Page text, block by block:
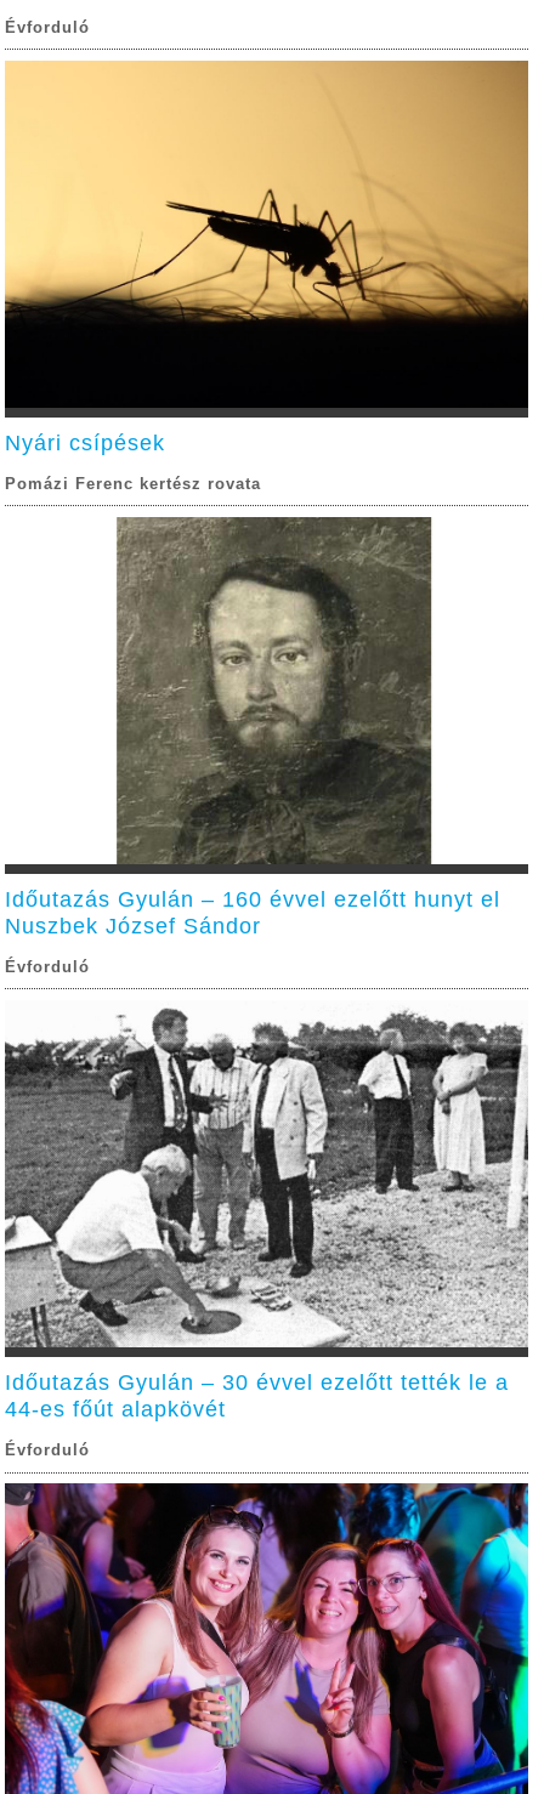
Évforduló
Nyári csípések
Pomázi Ferenc kertész rovata
Időutazás Gyulán – 160 évvel ezelőtt hunyt el
Nuszbek József Sándor
Évforduló
Időutazás Gyulán – 30 évvel ezelőtt tették le a
44-es főút alapkövét
Évforduló